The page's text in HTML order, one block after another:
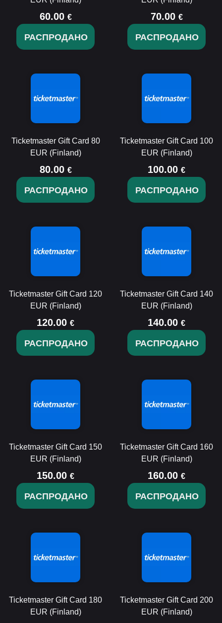
60.00 €
РАСПРОДАНО
70.00 €
РАСПРОДАНО
Ticketmaster Gift Card 80
EUR (Finland)
80.00 €
РАСПРОДАНО
Ticketmaster Gift Card 100
EUR (Finland)
100.00 €
РАСПРОДАНО
Ticketmaster Gift Card 120
EUR (Finland)
120.00 €
РАСПРОДАНО
Ticketmaster Gift Card 140
EUR (Finland)
140.00 €
РАСПРОДАНО
Ticketmaster Gift Card 150
EUR (Finland)
150.00 €
РАСПРОДАНО
Ticketmaster Gift Card 160
EUR (Finland)
160.00 €
РАСПРОДАНО
Ticketmaster Gift Card 180
EUR (Finland)
Ticketmaster Gift Card 200
EUR (Finland)